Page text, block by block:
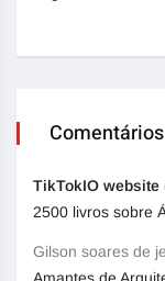
Comentários
TikTokIO website
2500 livros sobre
Gilson soares de